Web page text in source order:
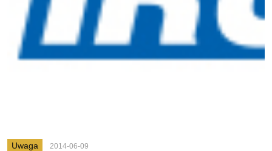
Uwaga 2014-06-09